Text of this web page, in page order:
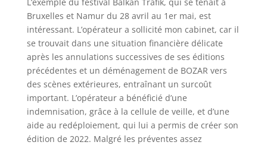
Bruxelles et Namur du 28 avril au 1er mai, est
intéressant. L’opérateur a sollicité mon cabinet, car il
se trouvait dans une situation financière délicate
après les annulations successives de ses éditions
précédentes et un déménagement de BOZAR vers
des scènes extérieures, entraînant un surcoût
important. L’opérateur a bénéficié d’une
indemnisation, grâce à la cellule de veille, et d’une
aide au redéploiement, qui lui a permis de créer son
édition de 2022. Malgré les préventes assez